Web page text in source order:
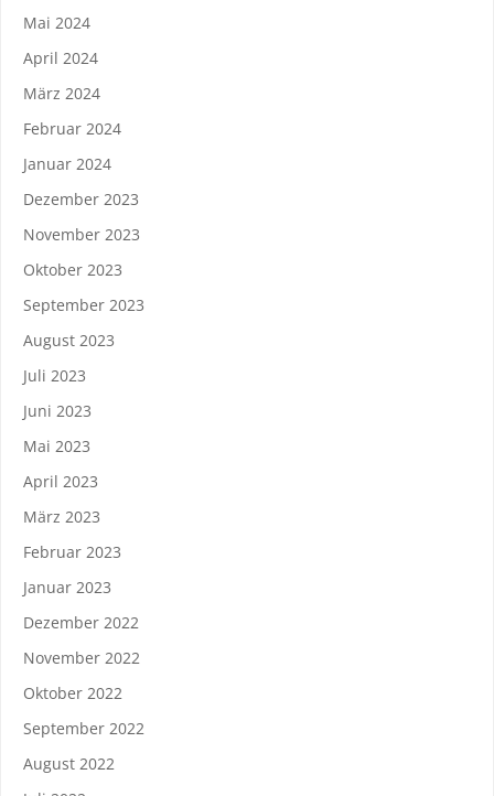
Mai 2024
April 2024
März 2024
Februar 2024
Januar 2024
Dezember 2023
November 2023
Oktober 2023
September 2023
August 2023
Juli 2023
Juni 2023
Mai 2023
April 2023
März 2023
Februar 2023
Januar 2023
Dezember 2022
November 2022
Oktober 2022
September 2022
August 2022